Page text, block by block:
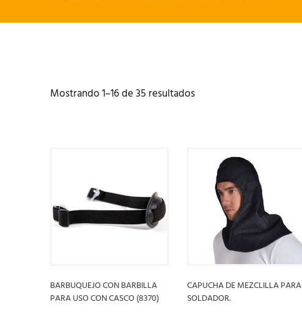
Mostrando 1–16 de 35 resultados
BARBUQUEJO CON BARBILLA
PARA USO CON CASCO (8370)
CAPUCHA DE MEZCLILLA PARA
SOLDADOR.